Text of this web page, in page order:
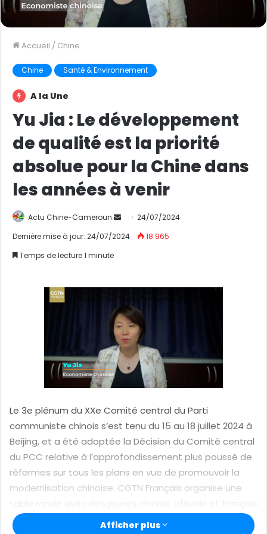
Accueil / Chine
Chine Santé & Environnement
A la Une
Yu Jia : Le développement
de qualité est la priorité
absolue pour la Chine dans
les années à venir
Actu Chine-Cameroun
n
e
u
n
c
o
u
r
e
24/07/2024
Dernière mise à jour: 24/07/2024
18 965
Temps de lecture 1 minute
Le 3e plénum du XXe Comité central du Parti
communiste chinois s’est tenu du 15 au 18 juillet 2024 à
Beijing, et a été adoptée la Décision du Comité central
du PCC relative à l’approfondissement plus poussé de
réformes sur tous les plans en vue de promouvoir la
modernisation chinoise. CGTN Français organise une
table ronde avec des jeunes chinois, africain et français
pour décrypter les orientations de cette grande
Afficher plus